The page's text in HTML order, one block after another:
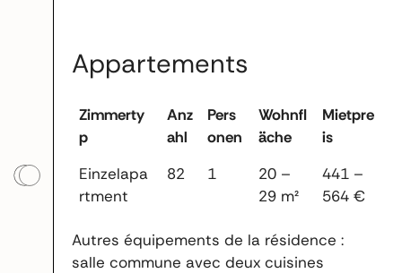
Appartements
Zimmerty
p
Anz
ahl
Pers
onen
Wohnfl
äche
Mietpre
is
Einzelapa
rtment
82 1
20 –
29 m²
441 –
564 €
Autres équipements de la résidence :
salle commune avec deux cuisines